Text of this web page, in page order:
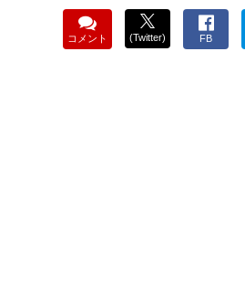
コメント (Twitter) FB